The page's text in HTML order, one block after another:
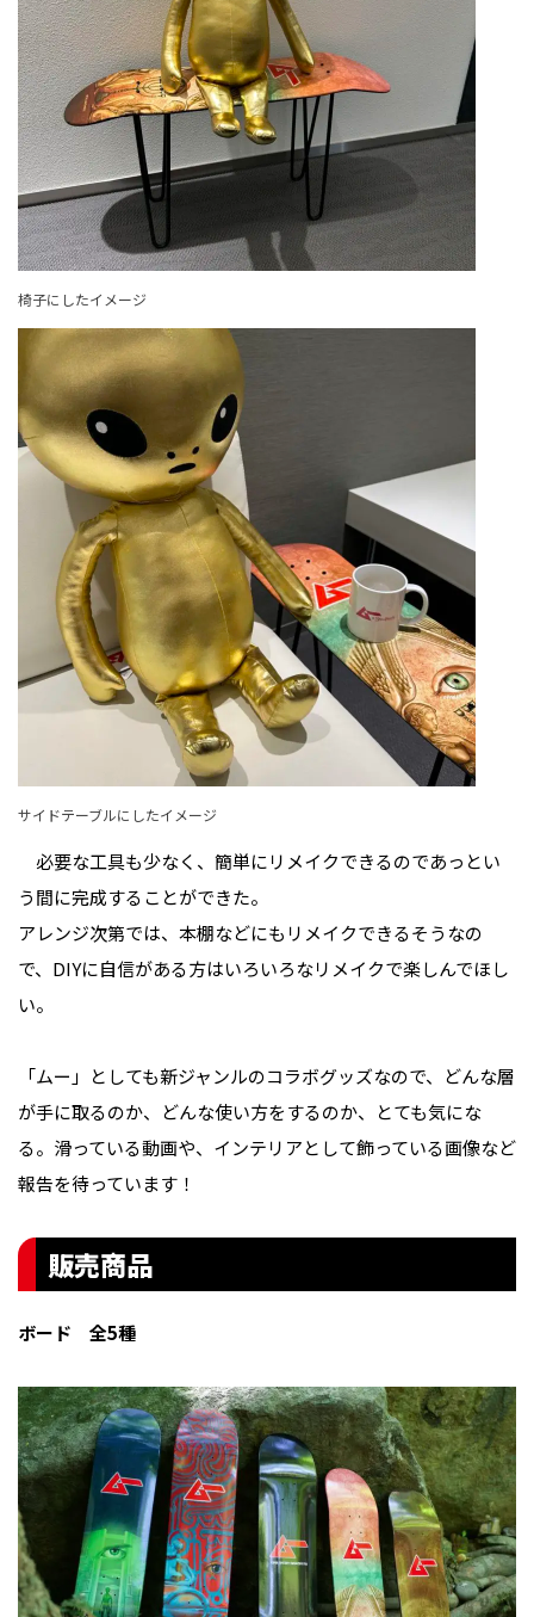
椅子にしたイメージ
サイドテーブルにしたイメージ
必要な工具も少なく、簡単にリメイクできるのであっとい
う間に完成することができた。
アレンジ次第では、本棚などにもリメイクできるそうなの
で、DIYに自信がある方はいろいろなリメイクで楽しんでほし
い。
「ムー」としても新ジャンルのコラボグッズなので、どんな層
が手に取るのか、どんな使い方をするのか、とても気にな
る。滑っている動画や、インテリアとして飾っている画像など
報告を待っています！
販売商品
ボード 全5種